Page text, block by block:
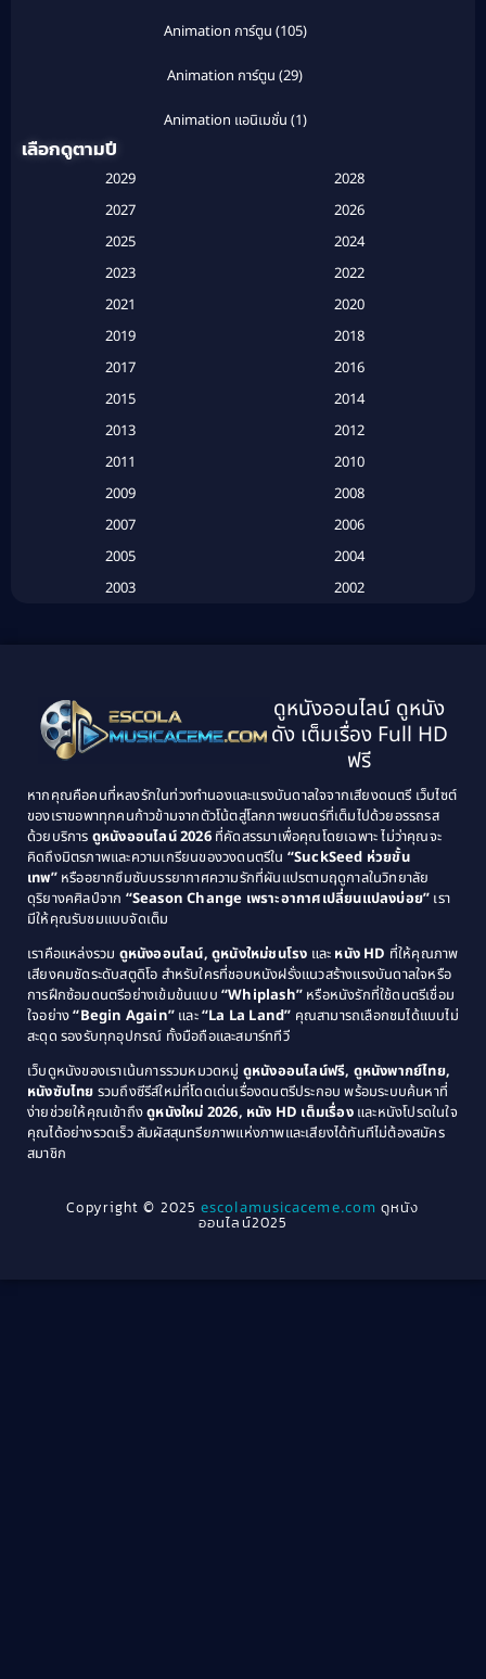
Animation การ์ตูน (105)
Animation การ์ตูน (29)
Animation แอนิเมชั่น (1)
Based on a True Story สร้างจากเรื่องจริง(2)
Based on a True Story เรื่องจริง (16)
Based on a True Story เรื่องจริง (20)
Classic หนังคลาสสิก(25)
Classic หนังคลาสสิก(134)
Classic หนังคลาสสิก(21)
Comedy ตลก(515)
Comedy ตลก(46)
Coming of Age ก้าวพ้นวัย(1)
Coming-of-Age(3)
Community(1)
Crime อาชญากรรม(289)
Cult Film(4)
เลือกดูตามปี
2029
2028
2027
2026
2025
2024
2023
2022
2021
2020
2019
2018
2017
2016
2015
2014
2013
2012
2011
2010
2009
2008
2007
2006
2005
2004
2003
2002
1995
1994
1993
1992
1989
1988
1987
1986
1985
1984
1983
1982
1979
1978
1976
1975
1974
1971
1970
1969
1968
1964
1963
1940
ดูหนังออนไลน์ ดูหนัง
ดัง เต็มเรื่อง Full HD
ฟรี
หากคุณคือคนที่หลงรักในท่วงทำนองและแรงบันดาลใจจากเสียงดนตรี เว็บไซต์
ของเราขอพาทุกคนก้าวข้ามจากตัวโน้ตสู่โลกภาพยนตร์ที่เต็มไปด้วยอรรถรส
ด้วยบริการ ดูหนังออนไลน์ 2026ที่คัดสรรมาเพื่อคุณโดยเฉพาะ ไม่ว่าคุณจะ
คิดถึงมิตรภาพและความเกรียนของวงดนตรีใน “SuckSeed ห่วยขั้น
เทพ”หรืออยากซึมซับบรรยากาศความรักที่ผันแปรตามฤดูกาลในวิทยาลัย
ดุริยางคศิลป์จาก “Season Change เพราะอากาศเปลี่ยนแปลงบ่อย” เรา
มีให้คุณรับชมแบบจัดเต็ม
เราคือแหล่งรวม ดูหนังออนไลน์, ดูหนังใหม่ชนโรง และ หนัง HD ที่ให้คุณภาพ
เสียงคมชัดระดับสตูดิโอ สำหรับใครที่ชอบหนังฝรั่งแนวสร้างแรงบันดาลใจหรือ
การฝึกซ้อมดนตรีอย่างเข้มข้นแบบ “Whiplash” หรือหนังรักที่ใช้ดนตรีเชื่อม
ใจอย่าง“Begin Again” และ“La La Land” คุณสามารถเลือกชมได้แบบไม่
สะดุด รองรับทุกอุปกรณ์ ทั้งมือถือและสมาร์ททีวี
เว็บดูหนังของเราเน้นการรวมหมวดหมู่ ดูหนังออนไลน์ฟรี, ดูหนังพากย์ไทย,
หนังซับไทย รวมถึงซีรีส์ใหม่ที่โดดเด่นเรื่องดนตรีประกอบ พร้อมระบบค้นหาที่
ง่ายช่วยให้คุณเข้าถึงดูหนังใหม่ 2026, หนัง HD เต็มเรื่องและหนังโปรดในใจ
คุณได้อย่างรวดเร็ว สัมผัสสุนทรียภาพแห่งภาพและเสียงได้ทันทีไม่ต้องสมัคร
สมาชิก
Copyright © 2025escolamusicaceme.com ดูหนัง
ออนไลน์2025